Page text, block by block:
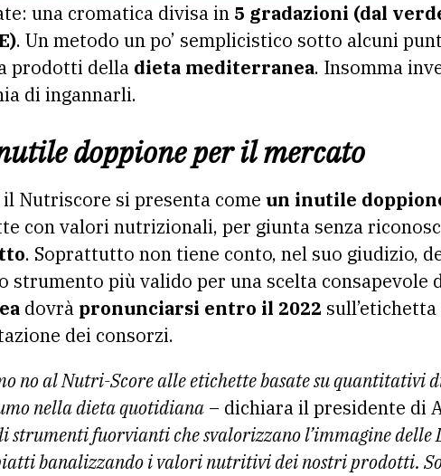
una cromatica divisa in 5 gradazioni (dal
. Un metodo un po’ semplicistico sotto alcuni
prodotti della dieta mediterranea. Insomma
di ingannarli.
doppione per il mercato
Nutriscore si presenta come un inutile
con valori nutrizionali, per giunta senza
. Soprattutto non tiene conto, nel suo giudizio,
strumento più valido per una scelta consapevole
dovrà pronunciarsi entro il 2022
dei consorzi.
no al Nutri-Score alle etichette basate su
nella dieta quotidiana – dichiara il presidente di
strumenti fuorvianti che svalorizzano l’immagine delle
banalizzando i valori nutritivi dei nostri prodotti.